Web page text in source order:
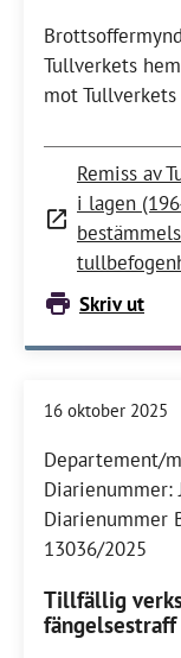
Tullverkets
mot
Remiss av
i lagen
Skriv ut
16 oktober 2025
Departement/
Diarienummer:
Diarienummer
13036/2025
Tillfällig